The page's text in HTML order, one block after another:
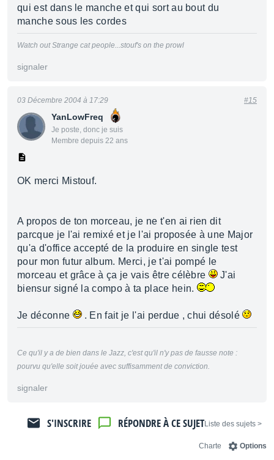
qui est dans le manche et qui sort au bout du
manche sous les cordes
Watch out Strange cat people...stouf's on the prowl
signaler
YanLowFreq
Je poste, donc je suis
Membre depuis 22 ans
03 Décembre 2004 à 17:29 #15
OK merci Mistouf.
A propos de ton morceau, je ne t'en ai rien dit
parcque je l'ai remixé et je l'ai proposée à une Major
qu'a d'office accepté de la produire en single test
pour mon futur album. Merci, je t'ai pompé le
morceau et grâce à ça je vais être célèbre
J'ai
biensur signé la compo à ta place hein.
Je déconne . En fait je l'ai perdue , chui désolé
Ce qu'il y a de bien dans le Jazz, c'est qu'il n'y pas de fausse note :
pourvu qu'elle soit jouée avec suffisamment de conviction.
signaler
< Liste des sujets
RÉPONDRE À CE SUJET
S'INSCRIRE
Options
Charte